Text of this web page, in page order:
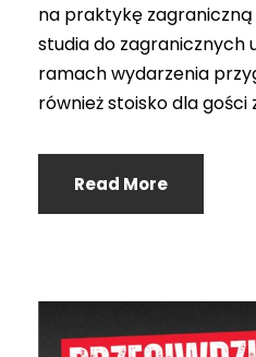
na praktykę
studia do zagranicznych
ramach wydarzenia
również stoisko dla
Read More